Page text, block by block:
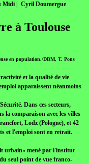
Midi | Cyril Doumergue
à Toulouse
en population./DDM, T. Pons
et la qualité de vie
apparaissent néanmoins
Dans ces secteurs,
la comparaison avec les villes
Lodz (Pologne), et 42
et l'emploi sont en retrait.
urbain» mené par l'institut
seul point de vue franco-